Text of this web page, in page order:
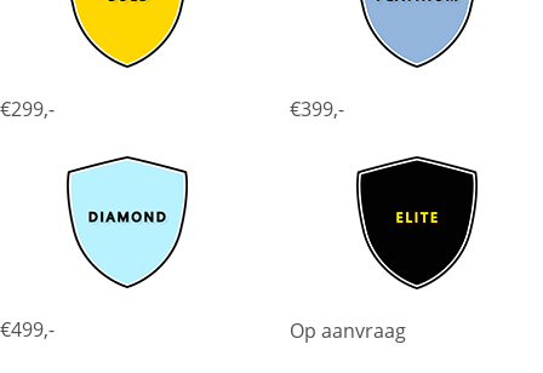
€299,- €399,-
€499,- Op aanvraag